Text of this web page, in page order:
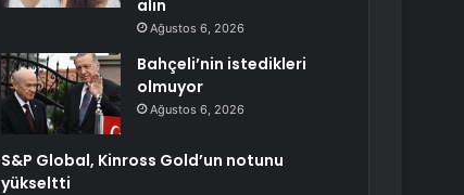
alın
Ağustos 6, 2026
Bahçeli’nin istedikleri
olmuyor
Ağustos 6, 2026
S&P Global, Kinross Gold’un notunu
yükseltti